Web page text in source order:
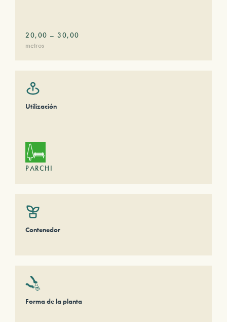
20,00 – 30,00
metros
Utilización
PARCHI
Contenedor
Forma de la planta